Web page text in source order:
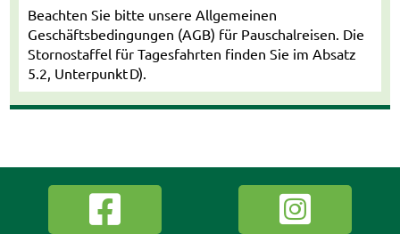
Beachten Sie bitte unsere Allgemeinen
Geschäftsbedingungen (AGB) für Pauschalreisen. Die
Stornostaffel für Tagesfahrten finden Sie im Absatz
5.2, Unterpunkt D).